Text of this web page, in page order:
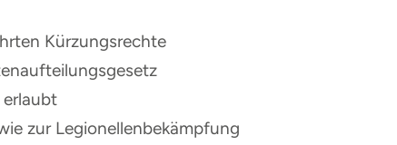
Kürzungsrechte
erlaubt
zur Legionellenbekämpfung